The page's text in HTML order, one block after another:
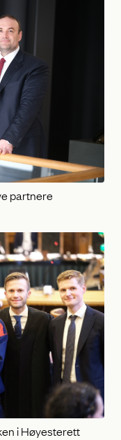
partnere
i Høyesterett